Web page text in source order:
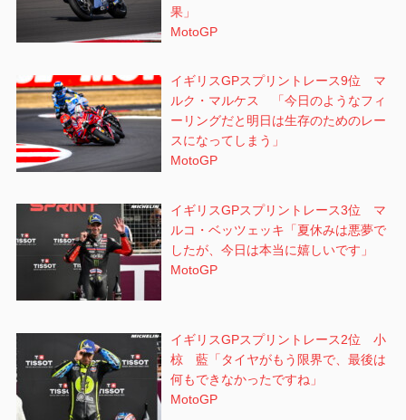
果」
MotoGP
イギリスGPスプリントレース9位 マ
ルク・マルケス 「今日のようなフィ
ーリングだと明日は生存のためのレー
スになってしまう」
MotoGP
イギリスGPスプリントレース3位 マ
ルコ・ベッツェッキ「夏休みは悪夢で
したが、今日は本当に嬉しいです」
MotoGP
イギリスGPスプリントレース2位 小
椋 藍「タイヤがもう限界で、最後は
何もできなかったですね」
MotoGP